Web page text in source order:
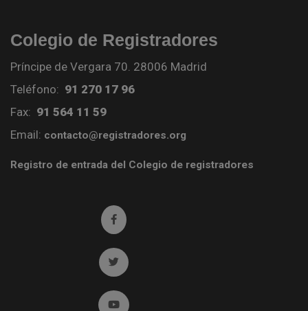
Colegio de Registradores
Príncipe de Vergara 70. 28006 Madrid
Teléfono: 91 270 17 96
Fax: 91 564 11 59
Email: contacto@registradores.org
Registro de entrada del Colegio de registradores
Ir a facebook (abre en ventana nueva)
Ir a twitter (abre en ventana nueva)
Ir a YouTube (abre en ventana nueva)